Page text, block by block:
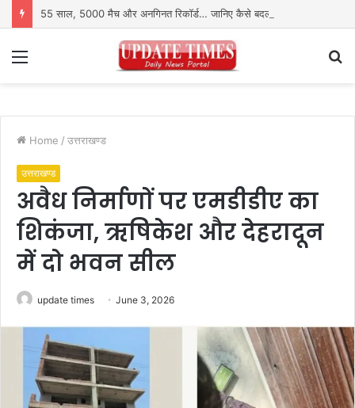
Home / उत्तराखण्ड
उत्तराखण्ड
अवैध निर्माणों पर एमडीडीए का
शिकंजा, ऋषिकेश और देहरादून
में दो भवन सील
update times June 3, 2026